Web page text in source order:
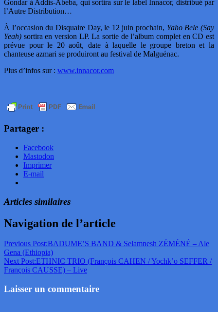
Gondar à Addis-Abeba, qui sortira sur le label Innacor, distribué par
l’Autre Distribution…
À l’occasion du Disquaire Day, le 12 juin prochain, Yaho Bele (Say
Yeah) sortira en version LP. La sortie de l’album complet en CD est
prévue pour le 20 août, date à laquelle le groupe breton et la
chanteuse azmari se produiront au festival de Malguénac.
Plus d’infos sur : www.innacor.com
Partager :
Facebook
Mastodon
Imprimer
E-mail
Articles similaires
Navigation de l’article
Previous Post:BADUME’S BAND & Selamnesh ZÉMÉNÉ – Ale
Gena (Ethiopia)
Next Post:ETHNIC TRIO (François CAHEN / Yochk’o SEFFER /
François CAUSSE) – Live
Laisser un commentaire